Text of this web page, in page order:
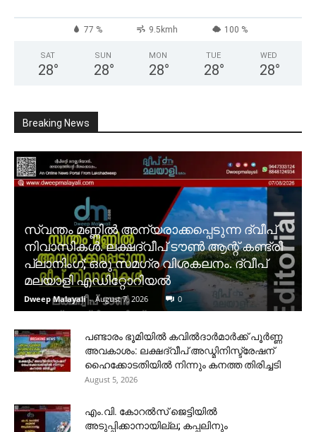
77 % 9.5kmh 100 %
SAT
28°
SUN
28°
MON
28°
TUE
28°
WED
28°
Breaking News
സ്വന്തം മണ്ണിൽ അന്യരാക്കപ്പെടുന്ന ദ്വീപ്
നിവാസികൾ. ലക്ഷദ്വീപ് ടൗൺ ആന്റ് കണ്ട്രി
പ്ലാനിംഗ്; ഒരു സമഗ്ര വിശകലനം. ദ്വീപ്
മലയാളി എഡിറ്റോറിയൽ
Dweep Malayali - August 7, 2026 0
പണ്ടാരം ഭൂമിയിൽ കവിൽദാർമാർക്ക് പൂർണ്ണ
അവകാശം: ലക്ഷദ്വീപ് അഡ്മിനിസ്ട്രേഷന്
ഹൈക്കോടതിയിൽ നിന്നും കനത്ത തിരിച്ചടി
August 5, 2026
​എം.വി. കോറൽസ് ജെട്ടിയിൽ
അടുപ്പിക്കാനായില്ല; കപ്പലിനും